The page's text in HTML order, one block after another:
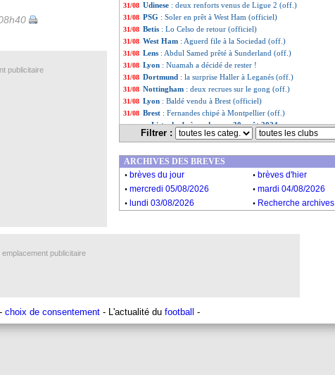
31/08 Udinese : deux renforts venus de Ligue 2 (off.)
31/08 PSG : Soler en prêt à West Ham (officiel)
31/08 Betis : Lo Celso de retour (officiel)
31/08 West Ham : Aguerd file à la Sociedad (off.)
31/08 Lens : Abdul Samed prêté à Sunderland (off.)
31/08 Lyon : Nuamah a décidé de rester !
31/08 Dortmund : la surprise Haller à Leganés (off.)
31/08 Nottingham : deux recrues sur le gong (off.)
31/08 Lyon : Baldé vendu à Brest (officiel)
31/08 Brest : Fernandes chipé à Montpellier (off.)
... Liste des brèves du ven. 30 août 2024
Liste des brèves du jeu. 29 août 2024
Filtrer :
publicitaire
ARCHIVES DES BREVES
. brèves du jour . brèves d'hier
. mercredi 05/08/2026 . mardi 04/08/2026
. lundi 03/08/2026 . Recherche archives
emplacement publicitaire
choix de consentement - L'actualité du football -